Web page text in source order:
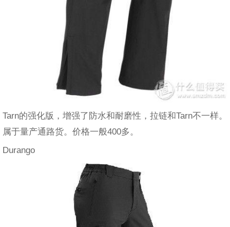
Tarn的强化版，增强了防水和耐磨性，拉链和Tarn不一样。
属于量产通路货。价格一般400多。
Durango